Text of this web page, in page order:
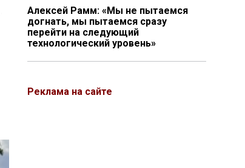
Алексей Рамм: «Мы не пытаемся
догнать, мы пытаемся сразу
перейти на следующий
технологический уровень»
Реклама на сайте